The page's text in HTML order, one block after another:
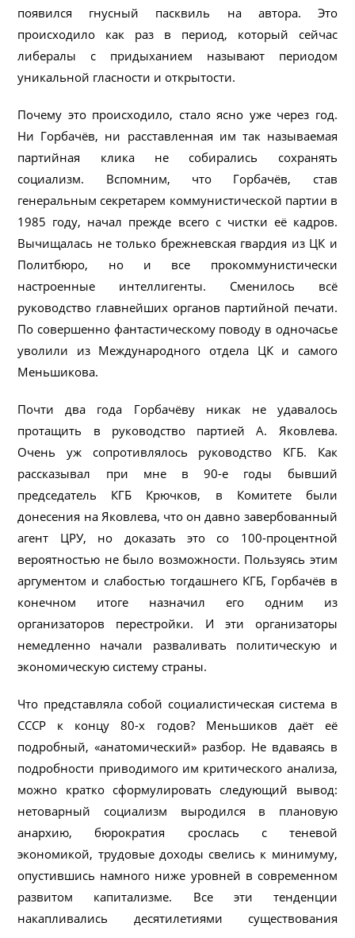
появился гнусный пасквиль на автора. Это
происходило как раз в период, который сейчас
либералы с придыханием называют периодом
уникальной гласности и открытости.
Почему это происходило, стало ясно уже через год.
Ни Горбачёв, ни расставленная им так называемая
партийная клика не собирались сохранять
социализм. Вспомним, что Горбачёв, став
генеральным секретарем коммунистической партии в
1985 году, начал прежде всего с чистки её кадров.
Вычищалась не только брежневская гвардия из ЦК и
Политбюро, но и все прокоммунистически
настроенные интеллигенты. Сменилось всё
руководство главнейших органов партийной печати.
По совершенно фантастическому поводу в одночасье
уволили из Международного отдела ЦК и самого
Меньшикова.
Почти два года Горбачёву никак не удавалось
протащить в руководство партией А. Яковлева.
Очень уж сопротивлялось руководство КГБ. Как
рассказывал при мне в 90-е годы бывший
председатель КГБ Крючков, в Комитете были
донесения на Яковлева, что он давно завербованный
агент ЦРУ, но доказать это со 100-процентной
вероятностью не было возможности. Пользуясь этим
аргументом и слабостью тогдашнего КГБ, Горбачёв в
конечном итоге назначил его одним из
организаторов перестройки. И эти организаторы
немедленно начали разваливать политическую и
экономическую систему страны.
Что представляла собой социалистическая система в
СССР к концу 80-х годов? Меньшиков даёт её
подробный, «анатомический» разбор. Не вдаваясь в
подробности приводимого им критического анализа,
можно кратко сформулировать следующий вывод:
нетоварный социализм выродился в плановую
анархию, бюрократия срослась с теневой
экономикой, трудовые доходы свелись к минимуму,
опустившись намного ниже уровней в современном
развитом капитализме. Все эти тенденции
накапливались десятилетиями существования